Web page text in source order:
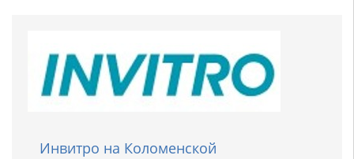
Инвитро на Коломенской